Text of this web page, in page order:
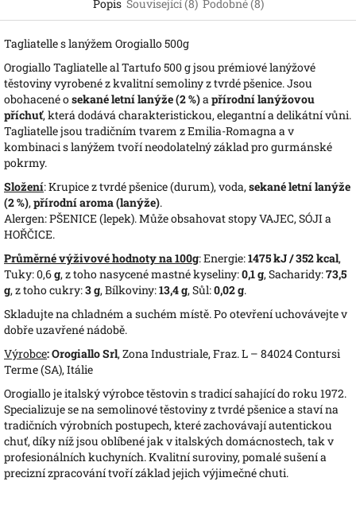
Popis Související (8) Podobné (8)
Tagliatelle s lanýžem Orogiallo 500g
Orogiallo Tagliatelle al Tartufo 500 g jsou prémiové lanýžové
těstoviny vyrobené z kvalitní semoliny z tvrdé pšenice. Jsou
obohacené osekané letní lanýže (2 %)apřírodní lanýžovou
příchuť, která dodává charakteristickou, elegantní a delikátní vůni.
Tagliatelle jsou tradičním tvarem z Emilia-Romagna a v
kombinaci s lanýžem tvoří neodolatelný základ pro gurmánské
pokrmy.
Složení: Krupice z tvrdé pšenice (durum), voda,sekané letní lanýže
(2 %),přírodní aroma (lanýže).
Alergen: PŠENICE (lepek). Může obsahovat stopy VAJEC, SÓJI a
HOŘČICE.
Průměrné výživové hodnoty na 100g: Energie:1475 kJ / 352 kcal,
Tuky: 0,6g, z toho nasycené mastné kyseliny:0,1 g, Sacharidy:73,5
g, z toho cukry:3 g, Bílkoviny:13,4 g, Sůl:0,02 g.
Skladujte na chladném a suchém místě. Po otevření uchovávejte v
dobře uzavřené nádobě.
Výrobce: Orogiallo Srl, Zona Industriale, Fraz. L – 84024 Contursi
Terme (SA), Itálie
Orogiallo je italský výrobce těstovin s tradicí sahající do roku 1972.
Specializuje se na semolinové těstoviny z tvrdé pšenice a staví na
tradičních výrobních postupech, které zachovávají autentickou
chuť, díky níž jsou oblíbené jak v italských domácnostech, tak v
profesionálních kuchyních. Kvalitní suroviny, pomalé sušení a
precizní zpracování tvoří základ jejich výjimečné chuti.